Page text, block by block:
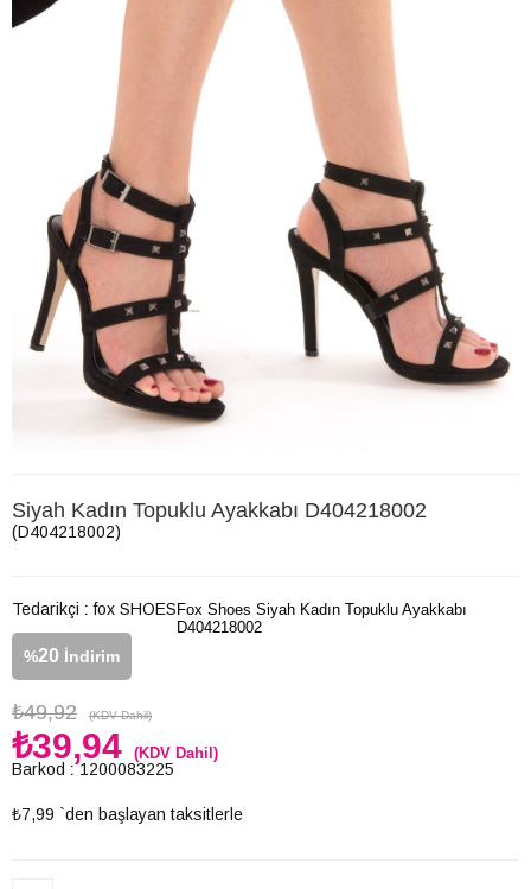
Siyah Kadın Topuklu Ayakkabı D404218002
(D404218002)
Tedarikçi : fox SHOES
%20 İndirim
₺49,92 (KDV Dahil)
₺39,94 (KDV Dahil)
Barkod : 1200083225
₺7,99 `den başlayan taksitlerle
Fox Shoes Siyah Kadın Topuklu Ayakkabı
D404218002